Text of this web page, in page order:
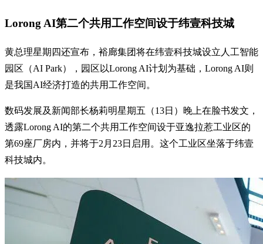
Lorong AI第二个共用工作空间设于纬壹科技城
黄总理星期四还宣布，裕廊集团将在纬壹科技城设立人工智能
园区（AI Park），园区以Lorong AI计划为基础，Lorong AI则
是我国AI经济打造的共用工作空间。
数码发展及新闻部长杨莉明星期五（13日）晚上在脸书发文，
透露Lorong AI的第二个共用工作空间设于亚逸拉惹工业区的
第69座厂房内，并将于2月23日启用。这个工业区坐落于纬壹
科技城内。